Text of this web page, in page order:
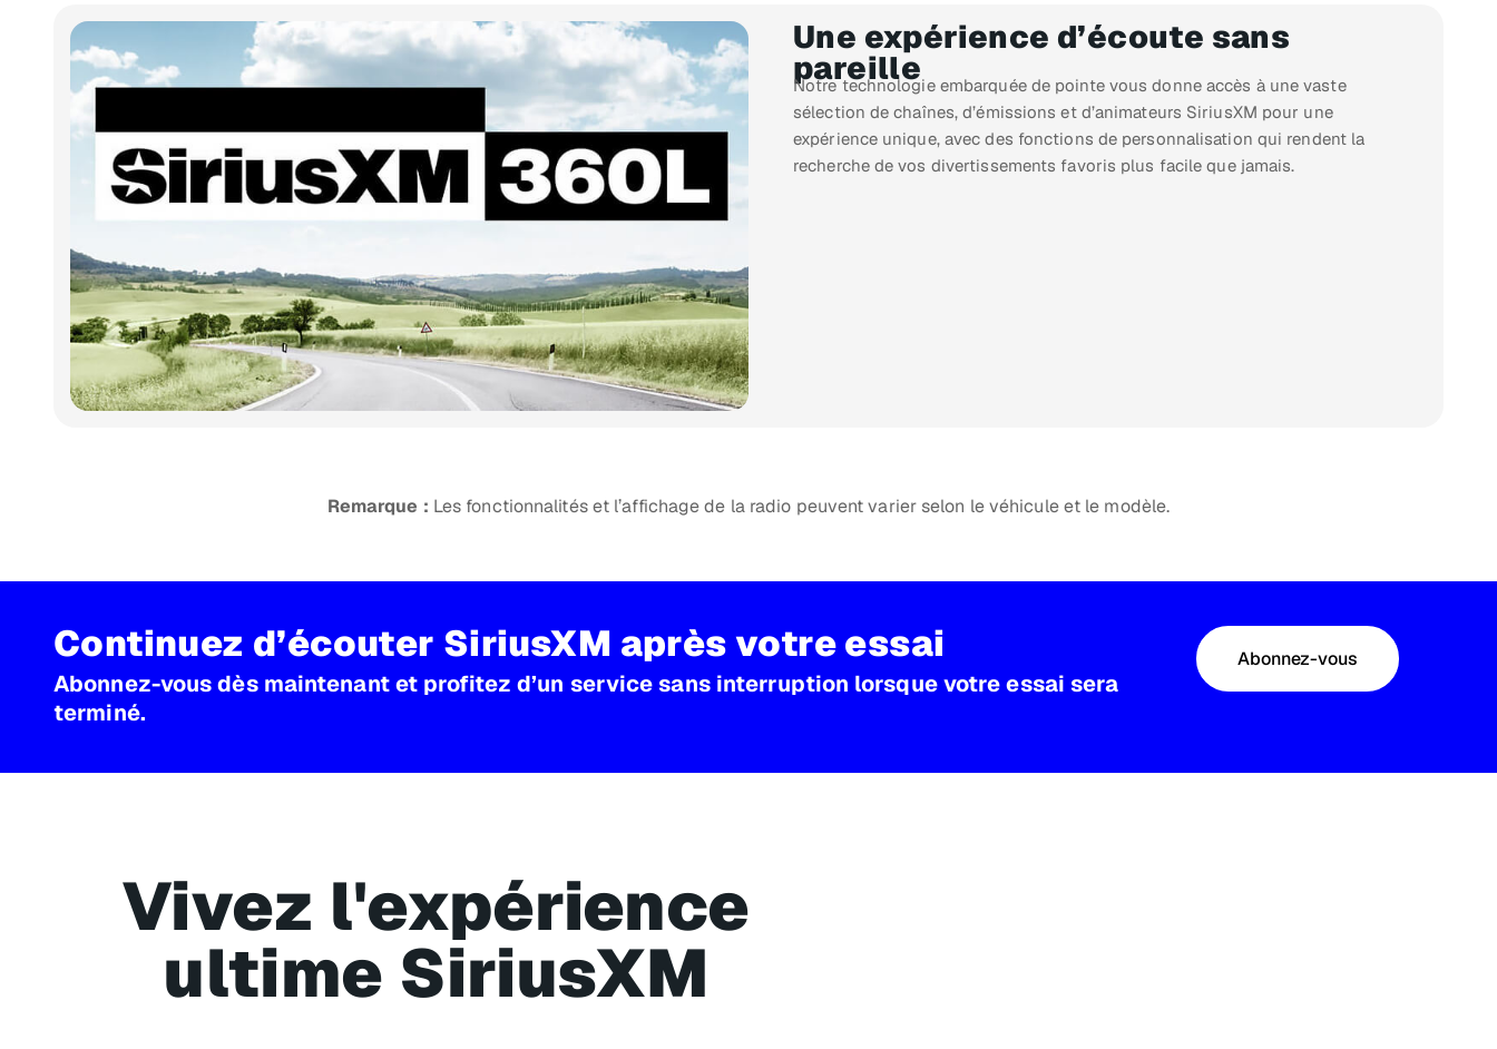
Une expérience d’écoute sans
pareille
Notre technologie embarquée de pointe vous donne accès à une vaste
sélection de chaînes, d’émissions et d’animateurs SiriusXM pour une
expérience unique, avec des fonctions de personnalisation qui rendent la
recherche de vos divertissements favoris plus facile que jamais.
Remarque : Les fonctionnalités et l’affichage de la radio peuvent varier selon le véhicule et le modèle.
Continuez d’écouter SiriusXM après votre essai
Abonnez-vous dès maintenant et profitez d’un service sans interruption lorsque votre essai sera
terminé.
Abonnez-vous
Vivez l'expérience
ultime SiriusXM​